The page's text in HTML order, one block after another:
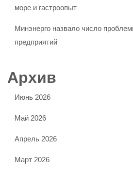
море и гастроопыт
Минэнерго назвало число
предприятий
Архив
Июнь 2026
Май 2026
Апрель 2026
Март 2026